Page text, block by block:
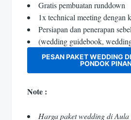
Gratis pembuatan runddown
1x technical meeting dengan
Persiapan dan penerapan
(wedding guidebook,
PESAN PAKET WEDDING
PONDOK
Note :
Harga paket wedding di